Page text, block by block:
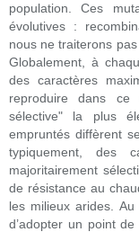
population. Ces
évolutives :
nous ne traiterons
Globalement, à
des caractères
reproduire dans
sélective" la plus
empruntés diffèrent
typiquement, des
majoritairement
de résistance au
les milieux arides.
d’adopter un point